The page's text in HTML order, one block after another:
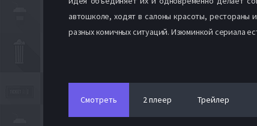
автошколе, ходят в салоны красоты,
разных комичных ситуаций. Изюминкой сериала
Смотреть 2 плеер Трейлер